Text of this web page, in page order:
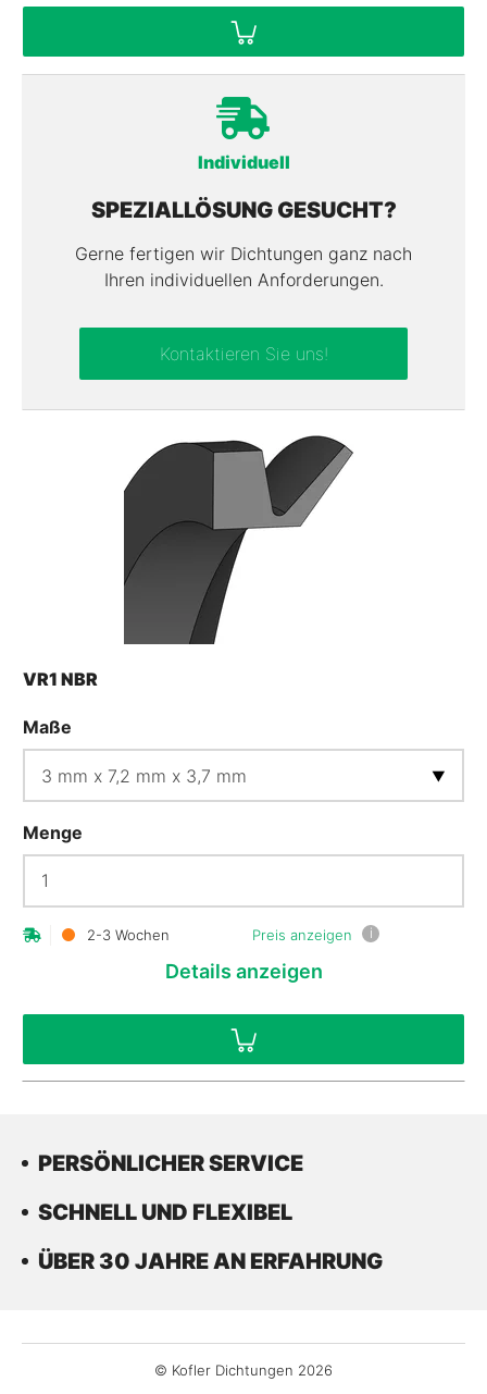
Individuell
SPEZIALLÖSUNG GESUCHT?
Gerne fertigen wir Dichtungen ganz nach
Ihren individuellen Anforderungen.
Kontaktieren Sie uns!
VR1 NBR
Maße
Menge
Preis anzeigen i
2-3 Wochen
Details anzeigen
PERSÖNLICHER SERVICE
SCHNELL UND FLEXIBEL
ÜBER 30 JAHRE AN ERFAHRUNG
© Kofler Dichtungen 2026